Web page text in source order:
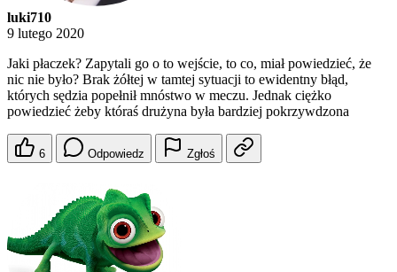
luki710
9 lutego 2020
Jaki płaczek? Zapytali go o to wejście, to co, miał powiedzieć, że
nic nie było? Brak żółtej w tamtej sytuacji to ewidentny błąd,
których sędzia popełnił mnóstwo w meczu. Jednak ciężko
powiedzieć żeby któraś drużyna była bardziej pokrzywdzona
6 Odpowiedz Zgłoś